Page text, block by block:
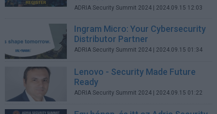
ADRIA Security Summit 2024 | 2024.09.15 12:03
Ingram Micro: Your Cybersecurity
Distributor Partner
ADRIA Security Summit 2024 | 2024.09.15 01:34
Lenovo - Security Made Future
Ready
ADRIA Security Summit 2024 | 2024.09.15 01:22